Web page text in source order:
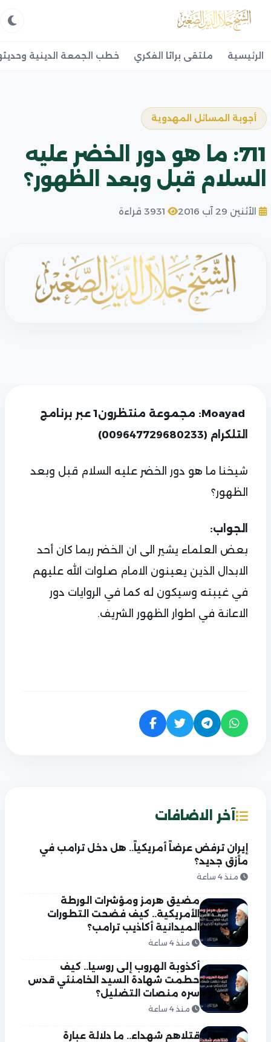
الرئيسية ملتقى براثا الفكري خطب الجمعة الدينية
أجوبة المسائل المهدوية
711: ما هو دور الخضر عليه
السلام قبل وبعد الظهور؟
الأثنين 29 آب 2016
Moayad: مجموعة منتظرون1 عبر برنامج
التلكرام (009647729680233)
شيخنا ما هو دور الخضر عليه السلام قبل وبعد
الظهور؟
الجواب:
بعض العلماء يشير الى ان الخضر ربما كان أحد
الابدال الذين يعينون الامام صلوات الله عليهم
في غيبته وسيكون له كما في الروايات دور
الاعانة في اطوار الظهور الشريف.
آخر الاضافات
إيران ترفض عرضاً أمريكياً.. هل دخل ترامب في
مأزق جديد؟
منذ 4 ساعة
مضيق هرمز ومؤشرات الورطة
الأمريكية.. كيف فضحت التطورات
الميدانية أكاذيب ترامب؟
منذ 4 ساعة
أكذوبة الهروب إلى روسيا.. كيف
حطمت شهادة السيد الخامنئي قدس
سره منصات التضليل؟
منذ 4 ساعة
قتلاهم شهداء.. ما دلالة عبارة